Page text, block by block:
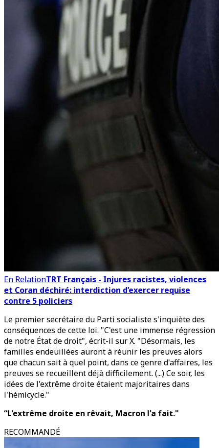
En RelationTRT Français - Injures racistes, violences
et Coran déchiré: interdiction d’exercer requise
contre 5 policiers
Le premier secrétaire du Parti socialiste s'inquiète des
conséquences de cette loi. "C'est une immense régression
de notre État de droit", écrit-il sur X. "Désormais, les
familles endeuillées auront à réunir les preuves alors
que chacun sait à quel point, dans ce genre d'affaires, les
preuves se recueillent déjà difficilement. (...) Ce soir, les
idées de l'extrême droite étaient majoritaires dans
l'hémicycle."
“L'extrême droite en rêvait, Macron l'a fait."
RECOMMANDÉ